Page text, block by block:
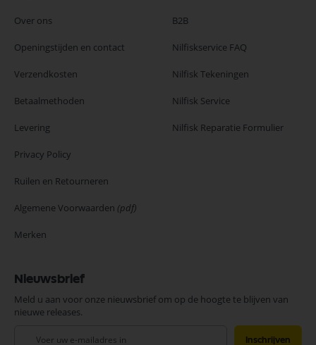
Over ons
Openingstijden en contact
Verzendkosten
Betaalmethoden
Levering
Privacy Policy
Ruilen en Retourneren
Algemene Voorwaarden (pdf)
Merken
B2B
Nilfiskservice FAQ
Nilfisk Tekeningen
Nilfisk Service
Nilfisk Reparatie Formulier
Nieuwsbrief
Meld u aan voor onze nieuwsbrief om op de hoogte te blijven van
nieuwe releases.
Inschrijven